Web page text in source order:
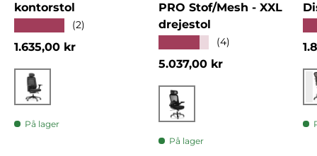
kontorstol
(2)
Normalpris
1.635,00 kr
Sort
På lager
PRO Stof/Mesh - XXL
drejestol
(4)
Normalpris
5.037,00 kr
Sort
På lager